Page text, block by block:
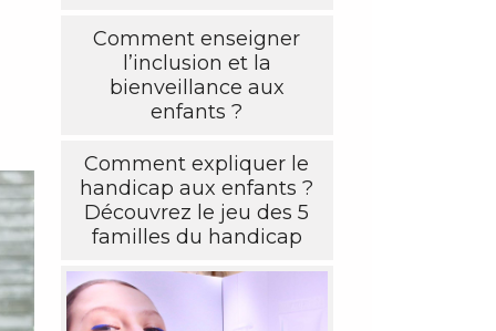
Comment enseigner
l’inclusion et la
bienveillance aux
enfants ?
Comment expliquer le
handicap aux enfants ?
Découvrez le jeu des 5
familles du handicap